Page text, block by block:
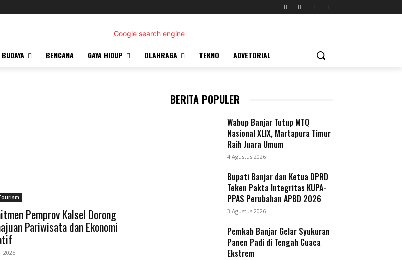
BENCANA GAYA HIDUP OLAHRAGA TEKNO ADVETORIAL
Pemprov Kalsel Dorong
Pariwisata dan Ekonomi
2025
BERITA POPULER
Wabup Banjar Tutup MTQ
Nasional XLIX, Martapura Timur
Raih Juara Umum
4 Agustus 2026
Bupati Banjar dan Ketua DPRD
Teken Pakta Integritas KUPA-
PPAS Perubahan APBD 2026
3 Agustus 2026
Pemkab Banjar Gelar Syukuran
Panen Padi di Tengah Cuaca
Ekstrem